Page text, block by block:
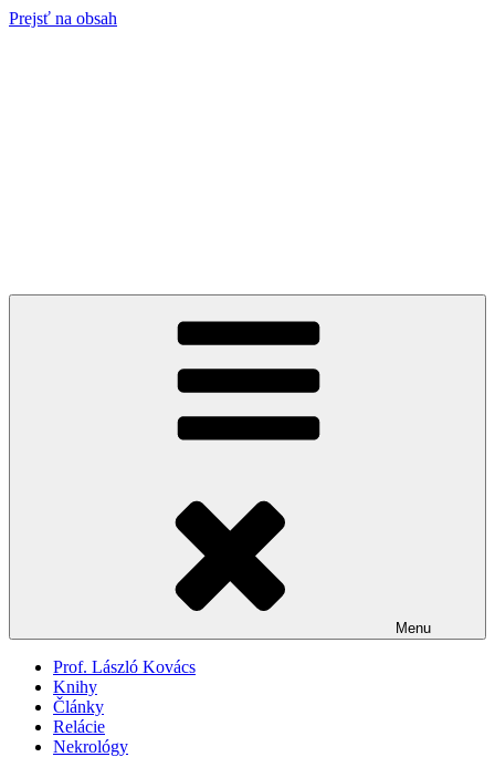
Prejsť na obsah
Menu
Prof. László Kovács
Knihy
Články
Relácie
Nekrológy